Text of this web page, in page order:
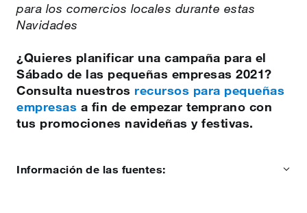
para los comercios locales durante estas
Navidades
¿Quieres planificar una campaña para el
Sábado de las pequeñas empresas 2021?
Consulta nuestros recursos para pequeñas
empresas a fin de empezar temprano con
tus promociones navideñas y festivas.
Información de las fuentes: